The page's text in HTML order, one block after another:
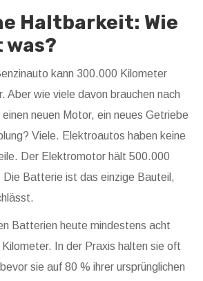
Haltbarkeit: Wie
was?
kann 300.000 Kilometer
Aber wie viele davon brauchen nach
neuen Motor, ein neues Getriebe
Viele. Elektroautos haben keine
Der Elektromotor hält 500.000
Die Batterie ist das einzige Bauteil,
Batterien heute mindestens acht
In der Praxis halten sie oft
sie auf 80 % ihrer ursprünglichen